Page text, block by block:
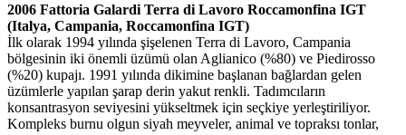
2006 Fattoria Galardi Terra di Lavoro Roccamonfina IGT
(Italya, Campania, Roccamonfina IGT)
İlk olarak 1994 yılında şişelenen Terra di Lavoro, Campania
bölgesinin iki önemli üzümü olan Aglianico (%80) ve Piedirosso
(%20) kupajı. 1991 yılında dikimine başlanan bağlardan gelen
üzümlerle yapılan şarap derin yakut renkli. Tadımcıların
konsantrasyon seviyesini yükseltmek için seçkiye yerleştiriliyor.
Kompleks burnu olgun siyah meyveler, animal ve topraksı tonlar,